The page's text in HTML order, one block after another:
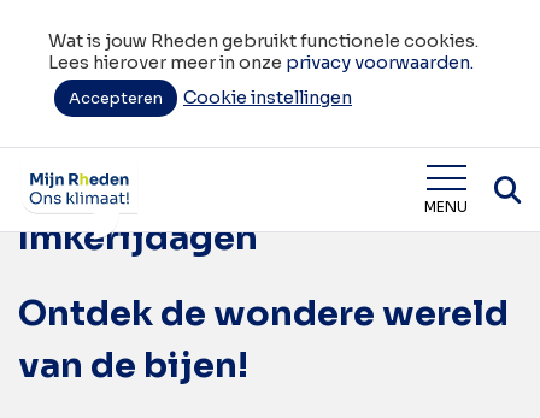
Wat is jouw Rheden gebruikt functionele cookies.
Lees hierover meer in onze privacy voorwaarden.
Accepteren Cookie instellingen
Wat is jouw Rheden MENU
Tag:bijen
Landelijke Open
Imkerijdagen
Ontdek de wondere wereld
van de bijen!